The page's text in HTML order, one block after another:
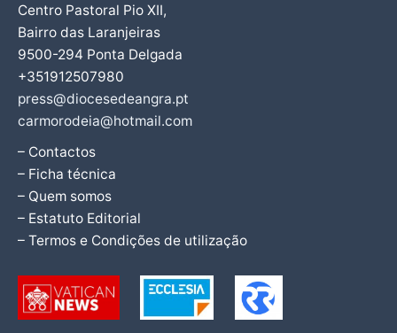
Centro Pastoral Pio XII,
Bairro das Laranjeiras
9500-294 Ponta Delgada
+351912507980
press@diocesedeangra.pt
carmorodeia@hotmail.com
– Contactos
– Ficha técnica
– Quem somos
– Estatuto Editorial
– Termos e Condições de utilização